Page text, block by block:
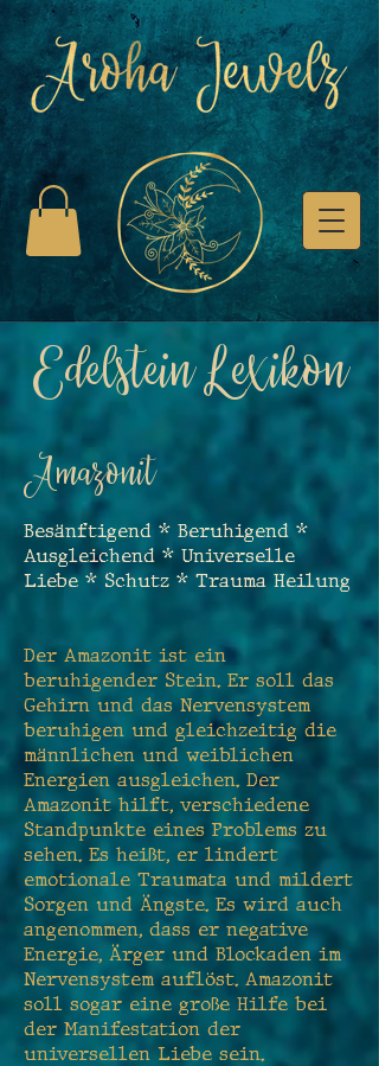
Edelstein Lexikon
Amazonit
Besänftigend * Beruhigend *
Ausgleichend * Universelle
Liebe * Schutz * Trauma Heilung
Der Amazonit ist ein
beruhigender Stein. Er soll das
Gehirn und das Nervensystem
beruhigen und gleichzeitig die
männlichen und weiblichen
Energien ausgleichen. Der
Amazonit hilft, verschiedene
Standpunkte eines Problems zu
sehen. Es heißt, er lindert
emotionale Traumata und mildert
Sorgen und Ängste. Es wird auch
angenommen, dass er negative
Energie, Ärger und Blockaden im
Nervensystem auflöst. Amazonit
soll sogar eine große Hilfe bei
der Manifestation der
universellen Liebe sein.